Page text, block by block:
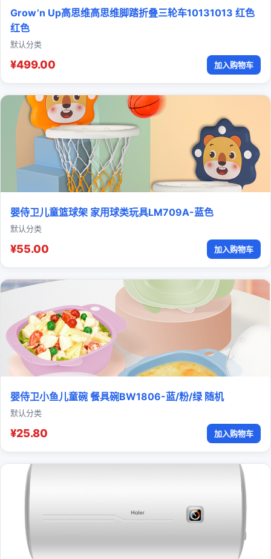
Grow’n Up高思维高思维脚踏折叠三轮车10131013 红色
红色
默认分类
¥499.00 加入购物车
婴侍卫儿童篮球架 家用球类玩具LM709A-蓝色
默认分类
¥55.00 加入购物车
婴侍卫小鱼儿童碗 餐具碗BW1806-蓝/粉/绿 随机
默认分类
¥25.80 加入购物车